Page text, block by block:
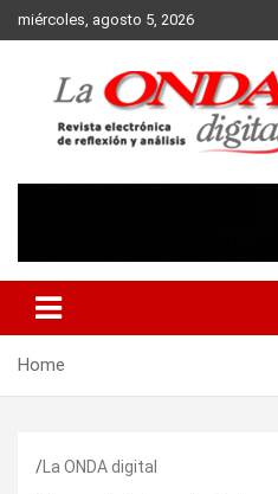
to
miércoles, agosto 5, 2026
Home
La ONDA digital